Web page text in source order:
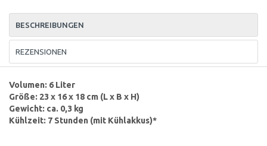
BESCHREIBUNGEN
REZENSIONEN
Volumen: 6 Liter
Größe: 23 x 16 x 18 cm (L x B x H)
Gewicht: ca. 0,3 kg
Kühlzeit: 7 Stunden (mit Kühlakkus)*